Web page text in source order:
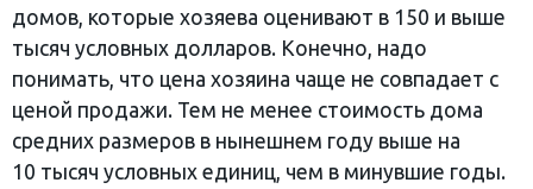
домов, которые хозяева оценивают в 150 и выше
тысяч условных долларов. Конечно, надо
понимать, что цена хозяина чаще не совпадает с
ценой продажи. Тем не менее стоимость дома
средних размеров в нынешнем году выше на
10 тысяч условных единиц, чем в минувшие годы.